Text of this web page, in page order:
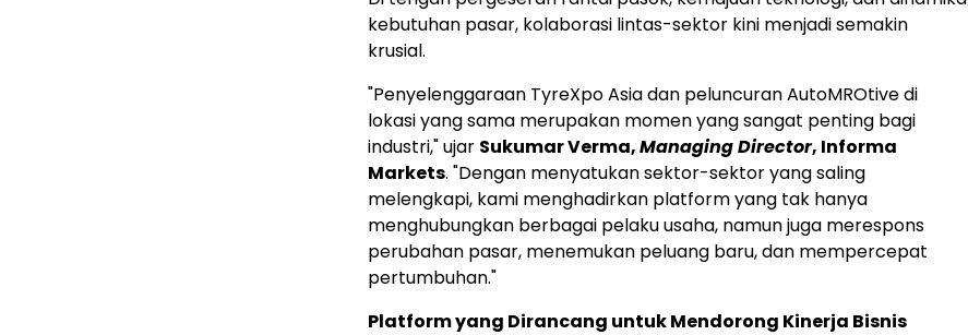
kebutuhan pasar, kolaborasi lintas-sektor kini menjadi semakin
krusial.
"Penyelenggaraan TyreXpo Asia dan peluncuran AutoMROtive di
lokasi yang sama merupakan momen yang sangat penting bagi
industri," ujar Sukumar Verma,Managing Director, Informa
Markets. "Dengan menyatukan sektor-sektor yang saling
melengkapi, kami menghadirkan platform yang tak hanya
menghubungkan berbagai pelaku usaha, namun juga merespons
perubahan pasar, menemukan peluang baru, dan mempercepat
pertumbuhan."
Platform yang Dirancang untuk Mendorong Kinerja Bisnis